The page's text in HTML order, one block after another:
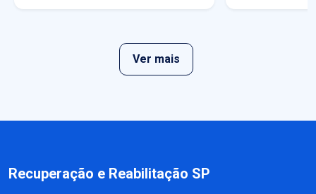
Ver mais
Recuperação e Reabilitação SP